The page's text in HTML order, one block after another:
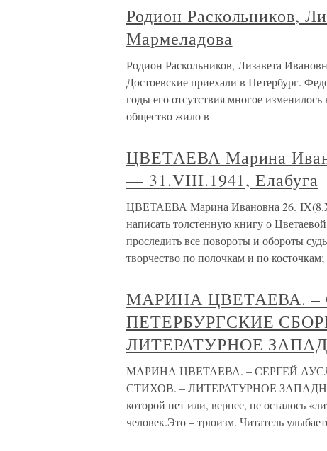
Родион Раскольников,
Мармеладова
Родион Раскольников, Лизавета
Достоевские приехали в Петербург.
годы его отсутствия многое
общество жило в
ЦВЕТАЕВА Марина
— 31.VIII.1941, Елабуга
ЦВЕТАЕВА Марина Ивановна 26.
написать толстенную книгу о
проследить все повороты и обороты
творчество по полочкам и по косточкам;
МАРИНА ЦВЕТАЕВА. –
ПЕТЕРБУРГСКИЕ
ЛИТЕРАТУРНОЕ
МАРИНА ЦВЕТАЕВА. – СЕРГЕЙ
СТИХОВ. – ЛИТЕРАТУРНОЕ
которой нет или, вернее, не осталось
человек.Это – трюизм. Читатель